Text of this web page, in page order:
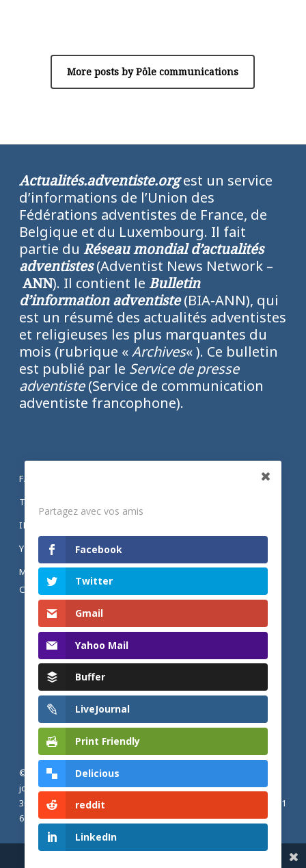
More posts by Pôle communications
Actualités.adventiste.orgest un service
d’informations de l’Union des
Fédérations adventistes de France, de
Belgique et du Luxembourg. Il fait
partie du Réseau mondial d’actualités
adventistes(Adventist News Network –
ANN). Il contient le Bulletin
d’information adventiste(BIA-ANN), qui
est un résumé des actualités adventistes
et religieuses les plus marquantes du
mois (rubrique «Archives« ). Ce bulletin
est publié par le Service de presse
adventiste(Service de communication
adventiste francophone).
FACEBOOK
TWITTER
INSTAGRAM
YOUTUBE
MENTIONS LÉGALES ET POLITIQUE DE
CONFIDENTIALITÉ
© 2026 Actualités adventistes. Église adventiste du septième
jour de France métropolitaine, de Belgique et du Luxembourg.
30, Avenue Émile Zola, 77190 Dammarie Les Lys, France |
+33 (0) 1
64 79 87 00
Partagez avec vos amis
Facebook
Twitter
Gmail
Yahoo Mail
Buffer
LiveJournal
Print Friendly
Delicious
reddit
LinkedIn